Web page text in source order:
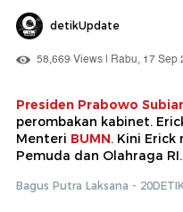
detikUpdate
58,669 Views | Rabu, 17 Sep
Presiden Prabowo
perombakan kabinet.
Menteri BUMN. Kini
Pemuda dan Olahraga RI.
Bagus Putra Laksana -